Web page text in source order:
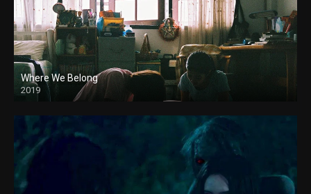
Where We Belong
2019